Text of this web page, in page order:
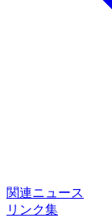
関連ニュース
リンク集